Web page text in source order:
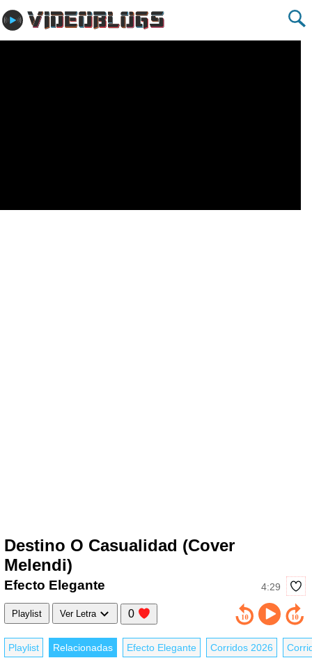
Destino O Casualidad (Cover
Melendi)
4:29
Efecto Elegante
Playlist Ver Letra 0
Playlist Relacionadas Efecto Elegante Corridos 2026